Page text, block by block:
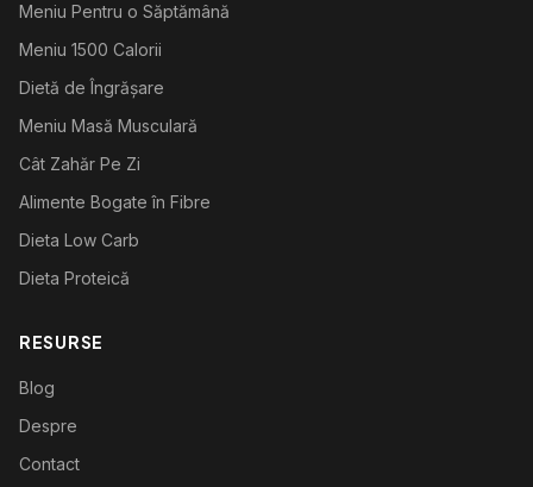
Meniu Pentru o Săptămână
Meniu 1500 Calorii
Dietă de Îngrășare
Meniu Masă Musculară
Cât Zahăr Pe Zi
Alimente Bogate în Fibre
Dieta Low Carb
Dieta Proteică
RESURSE
Blog
Despre
Contact